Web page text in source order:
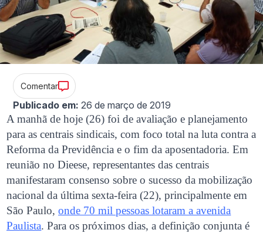
Comentar
Publicado em: 26 de março de 2019
A manhã de hoje (26) foi de avaliação e planejamento
para as centrais sindicais, com foco total na luta contra a
Reforma da Previdência e o fim da aposentadoria. Em
reunião no Dieese, representantes das centrais
manifestaram consenso sobre o sucesso da mobilização
nacional da última sexta-feira (22), principalmente em
São Paulo,onde 70 mil pessoas lotaram a avenida
Paulista. Para os próximos dias, a definição conjunta é